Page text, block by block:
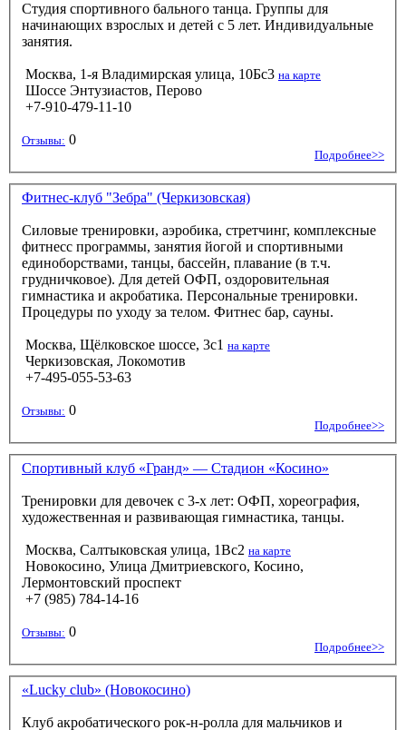
Студия спортивного бального танца. Группы для
начинающих взрослых и детей с 5 лет. Индивидуальные
занятия.
Москва, 1-я Владимирская улица, 10Бс3 на карте
Шоссе Энтузиастов, Перово
+7-910-479-11-10
Отзывы: 0
Подробнее>>
Фитнес-клуб "Зебра" (Черкизовская)
Силовые тренировки, аэробика, стретчинг, комплексные
фитнесс программы, занятия йогой и спортивными
единоборствами, танцы, бассейн, плавание (в т.ч.
грудничковое). Для детей ОФП, оздоровительная
гимнастика и акробатика. Персональные тренировки.
Процедуры по уходу за телом. Фитнес бар, сауны.
Москва, Щёлковское шоссе, 3с1 на карте
Черкизовская, Локомотив
+7-495-055-53-63
Отзывы: 0
Подробнее>>
Спортивный клуб «Гранд» — Стадион «Косино»
Тренировки для девочек с 3-х лет: ОФП, хореография,
художественная и развивающая гимнастика, танцы.
Москва, Салтыковская улица, 1Вс2 на карте
Новокосино, Улица Дмитриевского, Косино,
Лермонтовский проспект
+7 (985) 784-14-16
Отзывы: 0
Подробнее>>
«Lucky club» (Новокосино)
Клуб акробатического рок-н-ролла для мальчиков и